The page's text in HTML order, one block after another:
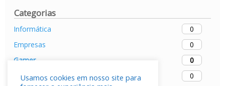
Categorias
Informática
0
Empresas
0
Gamer
0
Mobiles
0
Usamos cookies em nosso site para